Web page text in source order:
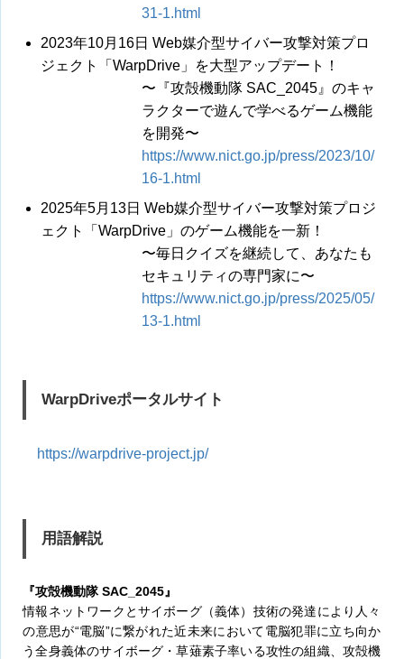
31-1.html
2023年10月16日 Web媒介型サイバー攻撃対策プロ
ジェクト「WarpDrive」を大型アップデート！
〜『攻殻機動隊 SAC_2045』のキャ
ラクターで遊んで学べるゲーム機能
を開発〜
https://www.nict.go.jp/press/2023/10/
16-1.html
2025年5月13日 Web媒介型サイバー攻撃対策プロジ
ェクト「WarpDrive」のゲーム機能を一新！
〜毎日クイズを継続して、あなたも
セキュリティの専門家に〜
https://www.nict.go.jp/press/2025/05/
13-1.html
WarpDriveポータルサイト
https://warpdrive-project.jp/
用語解説
『攻殻機動隊 SAC_2045』
情報ネットワークとサイボーグ（義体）技術の発達により人々
の意思が“電脳”に繋がれた近未来において電脳犯罪に立ち向か
う全身義体のサイボーグ・草薙素子率いる攻性の組織、攻殻機